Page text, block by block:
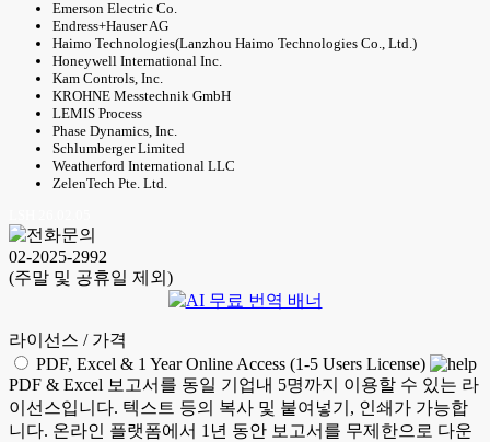
Emerson Electric Co.
Endress+Hauser AG
Haimo Technologies(Lanzhou Haimo Technologies Co., Ltd.)
Honeywell International Inc.
Kam Controls, Inc.
KROHNE Messtechnik GmbH
LEMIS Process
Phase Dynamics, Inc.
Schlumberger Limited
Weatherford International LLC
ZelenTech Pte. Ltd.
02-2025-2992
(주말 및 공휴일 제외)
라이선스 / 가격
PDF, Excel & 1 Year Online Access (1-5 Users License)
PDF & Excel 보고서를 동일 기업내 5명까지 이용할 수 있는 라
이선스입니다. 텍스트 등의 복사 및 붙여넣기, 인쇄가 가능합
니다. 온라인 플랫폼에서 1년 동안 보고서를 무제한으로 다운